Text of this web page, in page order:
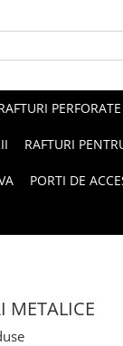
PERFORATE
RAFTURI
PORTI DE
METALICE